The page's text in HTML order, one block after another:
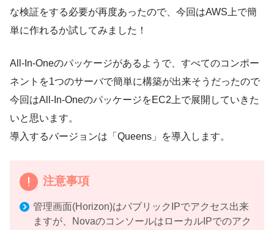
な検証をする必要が再度あったので、今回はAWS上で簡
単に作れるか試してみました！
All-In-Oneのパッケージがあるようで、すべてのコンポー
ネントを1つのサーバで簡単に構築が出来そうだったので
今回はAll-In-OneのパッケージをEC2上で展開していきた
いと思います。
導入するバージョンは「Queens」を導入します。
注意事項
管理画面(Horizon)はパブリックIPでアクセス出来
ますが、NovaのコンソールはローカルIPでのアク